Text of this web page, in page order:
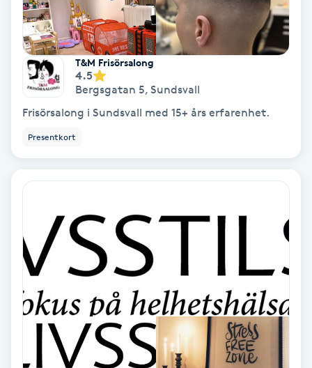
Kemisk peeling
Keratinbehandling
Kinesiologi
Kinesisk medicin
Kiropraktik
Klangmassage
Klippning
Klippning & Slingor
Klippning ungdom
T&M Frisörsalong
4.5
Bergsgatan 5, Sundsvall
Frisörsalong i Sundsvall med 15+ års erfarenhet.
Presentkort